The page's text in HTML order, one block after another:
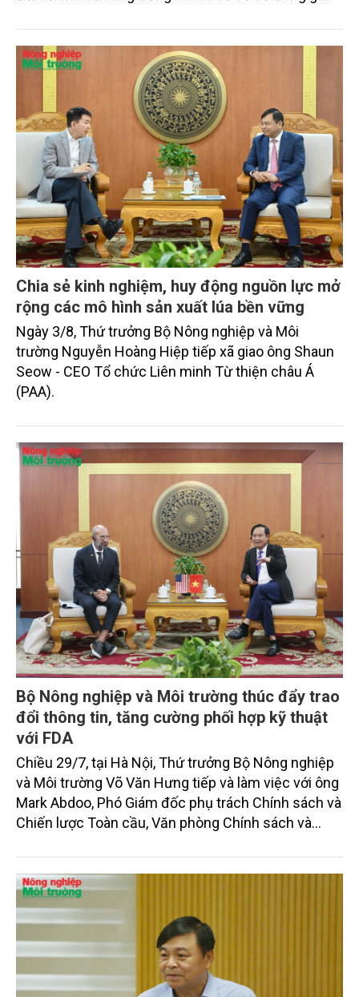
Chia sẻ kinh nghiệm, huy động nguồn lực mở
rộng các mô hình sản xuất lúa bền vững
Ngày 3/8, Thứ trưởng Bộ Nông nghiệp và Môi
trường Nguyễn Hoàng Hiệp tiếp xã giao ông Shaun
Seow - CEO Tổ chức Liên minh Từ thiện châu Á
(PAA).
Bộ Nông nghiệp và Môi trường thúc đẩy trao
đổi thông tin, tăng cường phối hợp kỹ thuật
với FDA
Chiều 29/7, tại Hà Nội, Thứ trưởng Bộ Nông nghiệp
và Môi trường Võ Văn Hưng tiếp và làm việc với ông
Mark Abdoo, Phó Giám đốc phụ trách Chính sách và
Chiến lược Toàn cầu, Văn phòng Chính sách và
và Dược phẩm Hoa Kỳ (FDA).